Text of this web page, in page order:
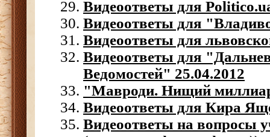
Видеоответы для
Видеоответы для
Видеоответы для
Видеоответы для
Ведомостей" 25.04.2012
"Мавроди. Нищий
Видеоответы для Кира
Видеоответы на вопросы